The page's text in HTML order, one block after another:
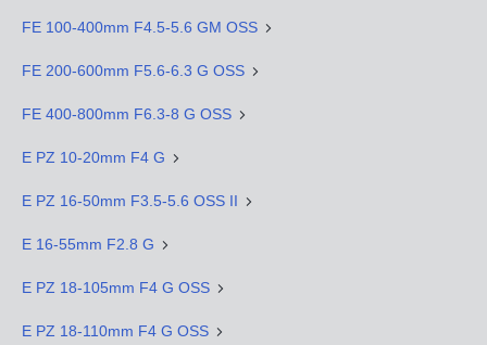
FE 100-400mm F4.5-5.6 GM OSS
FE 200-600mm F5.6-6.3 G OSS
FE 400-800mm F6.3-8 G OSS
E PZ 10-20mm F4 G
E PZ 16-50mm F3.5-5.6 OSS II
E 16-55mm F2.8 G
E PZ 18-105mm F4 G OSS
E PZ 18-110mm F4 G OSS